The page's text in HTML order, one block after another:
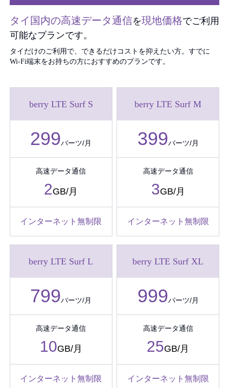
タイ国内の高速データ通信を現地価格でご利用
可能なプランです。
タイだけのご利用で、できるだけコストを抑えたい方。すでに
Wi-Fi端末をお持ちの方におすすめのプランです。
berry LTE Surf S
299バーツ/月
高速データ通信
2GB/月
インターネット無制限
berry LTE Surf M
399バーツ/月
高速データ通信
3GB/月
インターネット無制限
berry LTE Surf L
799バーツ/月
高速データ通信
10GB/月
インターネット無制限
berry LTE Surf XL
999バーツ/月
高速データ通信
25GB/月
インターネット無制限